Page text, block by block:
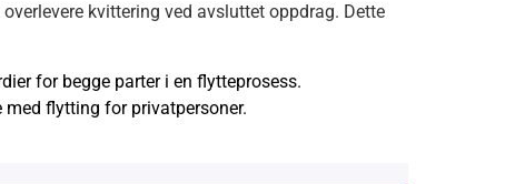
kvittering ved avsluttet oppdrag. Dette
for begge parter i en flytteprosess.
flytting for privatpersoner.